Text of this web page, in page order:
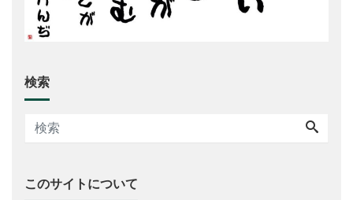
検索
このサイトについて